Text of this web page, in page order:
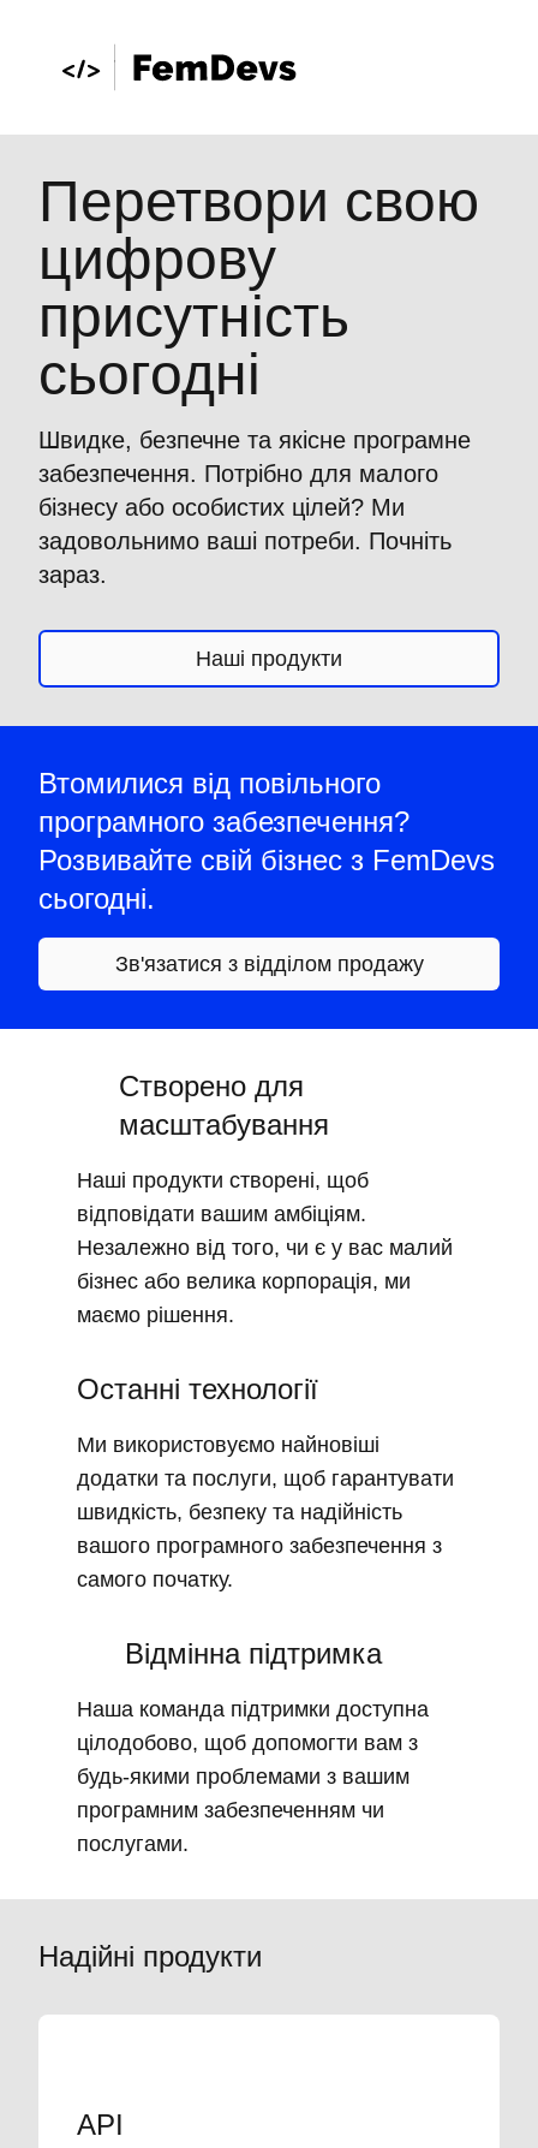
Перетвори свою
цифрову
присутність
сьогодні
Швидке, безпечне та якісне програмне
забезпечення. Потрібно для малого
бізнесу або особистих цілей? Ми
задовольнимо ваші потреби. Почніть
зараз.
Наші продукти
Втомилися від повільного
програмного забезпечення?
Розвивайте свій бізнес з FemDevs
сьогодні.
Зв'язатися з відділом продажу
Створено для
масштабування
Наші продукти створені, щоб
відповідати вашим амбіціям.
Незалежно від того, чи є у вас малий
бізнес або велика корпорація, ми
маємо рішення.
Останні технології
Ми використовуємо найновіші
додатки та послуги, щоб гарантувати
швидкість, безпеку та надійність
вашого програмного забезпечення з
самого початку.
Відмінна підтримка
Наша команда підтримки доступна
цілодобово, щоб допомогти вам з
будь-якими проблемами з вашим
програмним забезпеченням чи
послугами.
Надійні продукти
API